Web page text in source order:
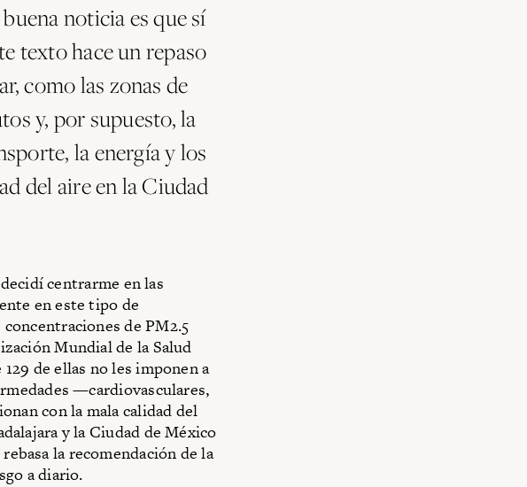
noticia es que sí
texto hace un repaso
como las zonas de
y, por supuesto, la
la energía y los
del aire en la Ciudad
centrarme en las
en este tipo de
de PM2.5
Mundial de la Salud
de ellas no les imponen a
—cardiovasculares,
con la mala calidad del
y la Ciudad de México
la recomendación de la
a diario.